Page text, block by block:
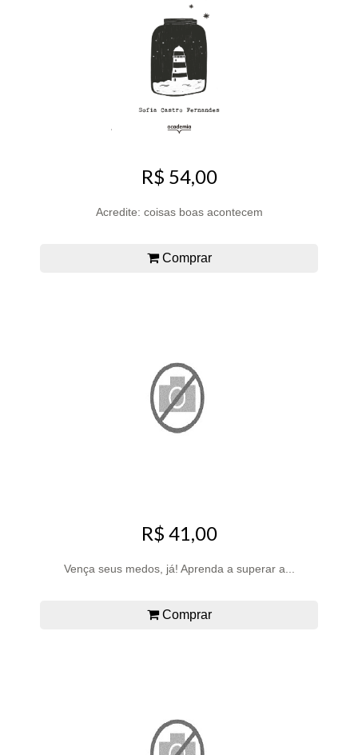
R$ 54,00
Acredite: coisas boas acontecem
Comprar
R$ 41,00
Vença seus medos, já! Aprenda a superar a...
Comprar